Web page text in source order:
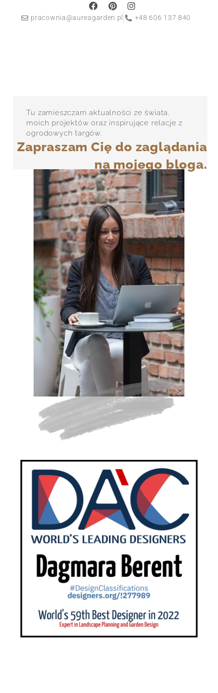
pracownia@aureagarden.pl +48 606 137 840
Tu zamieszczam aktualności ze świata,
moich projektów oraz inspirujące relacje z
ogrodowych targów.
Zapraszam Cię do zaglądania
na mojego bloga.